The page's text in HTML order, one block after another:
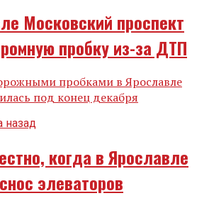
Московский проспект
пробку из-за ДТП
пробками в Ярославле
под конец декабря
назад
когда в Ярославле
элеваторов